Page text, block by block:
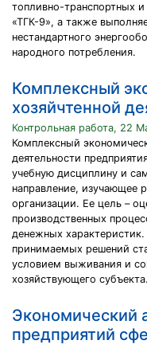
топливно-транспортных
«ТГК-9», а также
нестандартного
народного потребления.
Комплексный
хозяйчтенной
Контрольная работа, 22
Комплексный
деятельности
учебную дисциплину и
направление, изучающее
организации. Ее цель –
производственных
денежных
принимаемых решений
условием выживания и
хозяйствующего субъекта.
Экономический
предприятий